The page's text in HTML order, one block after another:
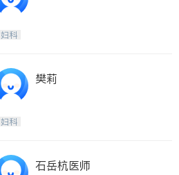
妇科
樊莉
妇科
石岳杭医师